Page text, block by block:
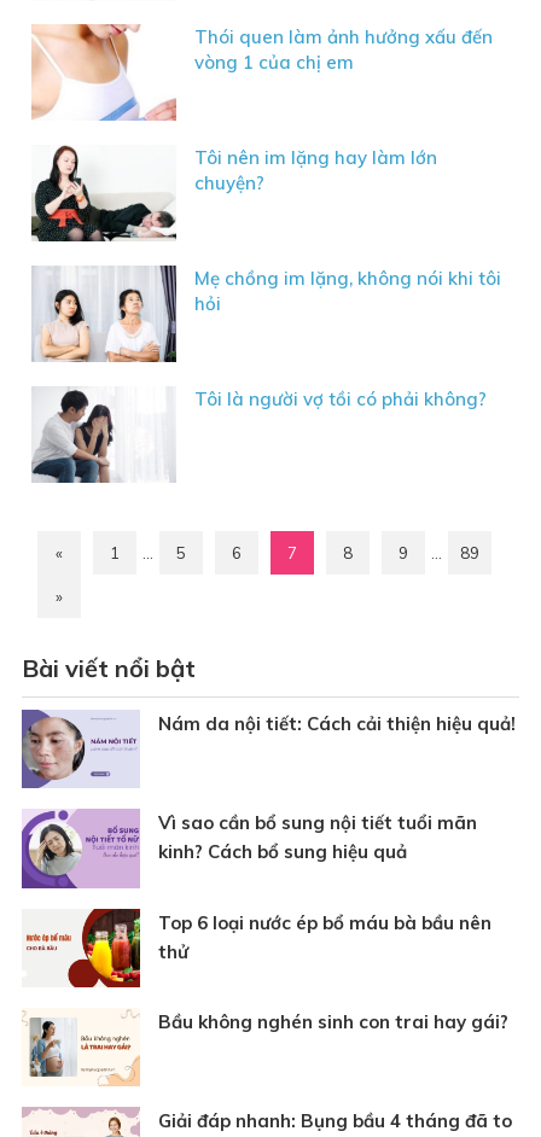
Thói quen làm ảnh hưởng xấu đến
vòng 1 của chị em
Tôi nên im lặng hay làm lớn
chuyện?
Mẹ chồng im lặng, không nói khi tôi
hỏi
Tôi là người vợ tồi có phải không?
« 1 5 6 7 8 9 89
»
Bài viết nổi bật
Nám da nội tiết: Cách cải thiện hiệu quả!
Vì sao cần bổ sung nội tiết tuổi mãn
kinh? Cách bổ sung hiệu quả
Top 6 loại nước ép bổ máu bà bầu nên
thử
Bầu không nghén sinh con trai hay gái?
Giải đáp nhanh: Bụng bầu 4 tháng đã to